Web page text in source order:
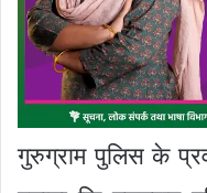
गुरुग्राम पुलिस के